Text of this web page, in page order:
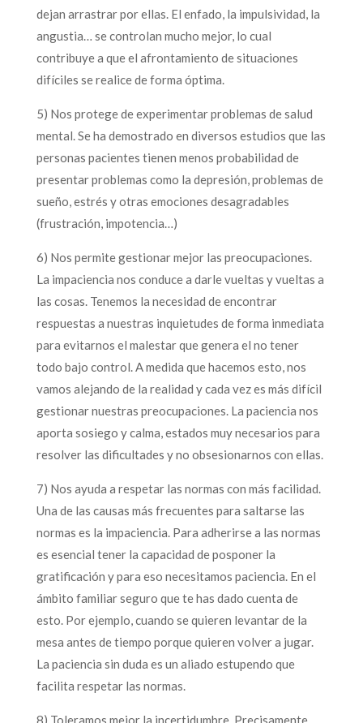
dejan arrastrar por ellas. El enfado, la impulsividad, la
angustia… se controlan mucho mejor, lo cual
contribuye a que el afrontamiento de situaciones
difíciles se realice de forma óptima.
5) Nos protege de experimentar problemas de salud
mental. Se ha demostrado en diversos estudios que las
personas pacientes tienen menos probabilidad de
presentar problemas como la depresión, problemas de
sueño, estrés y otras emociones desagradables
(frustración, impotencia…)
6) Nos permite gestionar mejor las preocupaciones.
La impaciencia nos conduce a darle vueltas y vueltas a
las cosas. Tenemos la necesidad de encontrar
respuestas a nuestras inquietudes de forma inmediata
para evitarnos el malestar que genera el no tener
todo bajo control. A medida que hacemos esto, nos
vamos alejando de la realidad y cada vez es más difícil
gestionar nuestras preocupaciones. La paciencia nos
aporta sosiego y calma, estados muy necesarios para
resolver las dificultades y no obsesionarnos con ellas.
7) Nos ayuda a respetar las normas con más facilidad.
Una de las causas más frecuentes para saltarse las
normas es la impaciencia. Para adherirse a las normas
es esencial tener la capacidad de posponer la
gratificación y para eso necesitamos paciencia. En el
ámbito familiar seguro que te has dado cuenta de
esto. Por ejemplo, cuando se quieren levantar de la
mesa antes de tiempo porque quieren volver a jugar.
La paciencia sin duda es un aliado estupendo que
facilita respetar las normas.
8) Toleramos mejor la incertidumbre. Precisamente